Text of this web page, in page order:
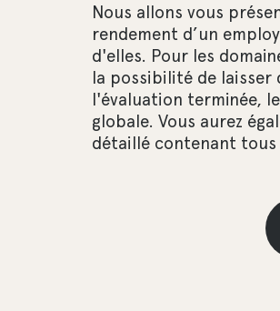
Nous allons vous
rendement d’un
d'elles. Pour les
la possibilité de
l'évaluation terminée,
globale. Vous aurez
détaillé contenant